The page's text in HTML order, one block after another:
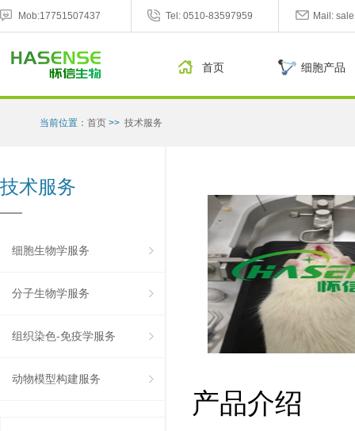
Mob:17751507437 Tel: 0510-83597959 Mail:
首页 细胞产品
当前位置： 首页 >> 技术服务
技术服务
细胞生物学服务
分子生物学服务
组织染色-免疫学服务
动物模型构建服务
产品介绍